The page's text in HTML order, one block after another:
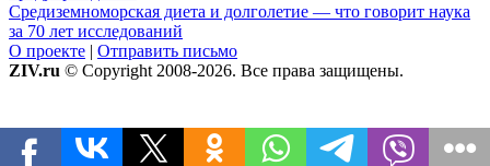
Средиземноморская диета и долголетие — что говорит наука
за 70 лет исследований
О проекте | Отправить письмо
ZIV.ru © Copyright 2008-2026. Все права защищены.